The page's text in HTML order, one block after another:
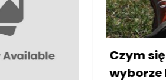
Czym się kierować przy
wyborze butów